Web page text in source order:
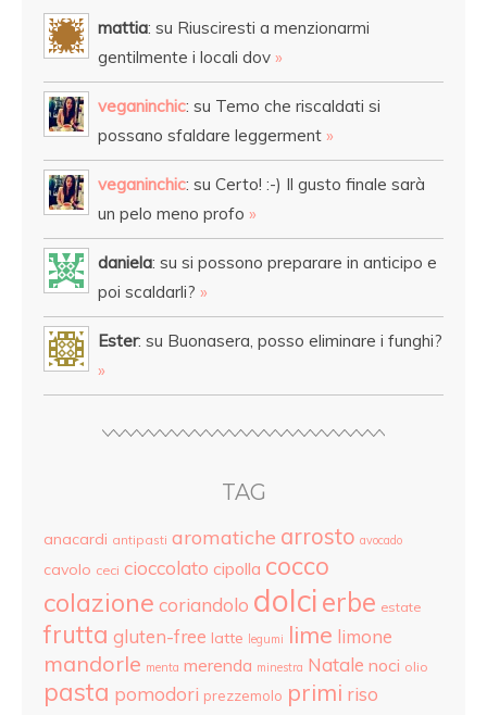
mattia: su Riusciresti a menzionarmi
gentilmente i locali dov »
veganinchic: su Temo che riscaldati si
possano sfaldare leggerment »
veganinchic: su Certo! :-) Il gusto finale sarà
un pelo meno profo »
daniela: su si possono preparare in anticipo e
poi scaldarli? »
Ester: su Buonasera, posso eliminare i funghi?
»
TAG
anacardi antipasti aromatiche arrosto avocado
cavolo ceci cioccolato cipolla cocco
colazione coriandolo dolci erbe estate
frutta gluten-free latte legumi lime limone
mandorle menta merenda minestra Natale noci olio
pasta pomodori prezzemolo primi riso